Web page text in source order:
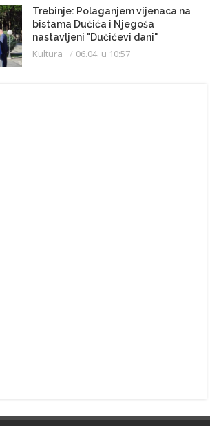
Trebinje: Polaganjem vijenaca na
bistama Dučića i Njegoša
nastavljeni "Dučićevi dani"
Kultura 06.04. u 10:57